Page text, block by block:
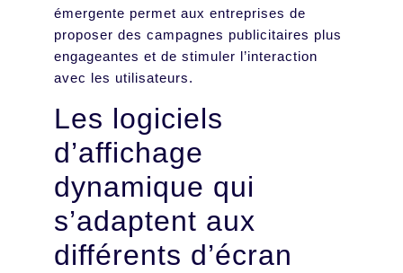
émergente permet aux entreprises de
proposer des campagnes publicitaires plus
engageantes et de stimuler l’interaction
avec les utilisateurs.
Les logiciels
d’affichage
dynamique qui
s’adaptent aux
différents d’écran